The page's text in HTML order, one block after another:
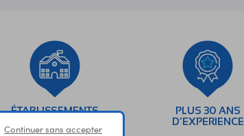
ÉTABLISSEMENTS
PLUS 30 ANS
D’EXPERIENCE
Continuer sans accepter